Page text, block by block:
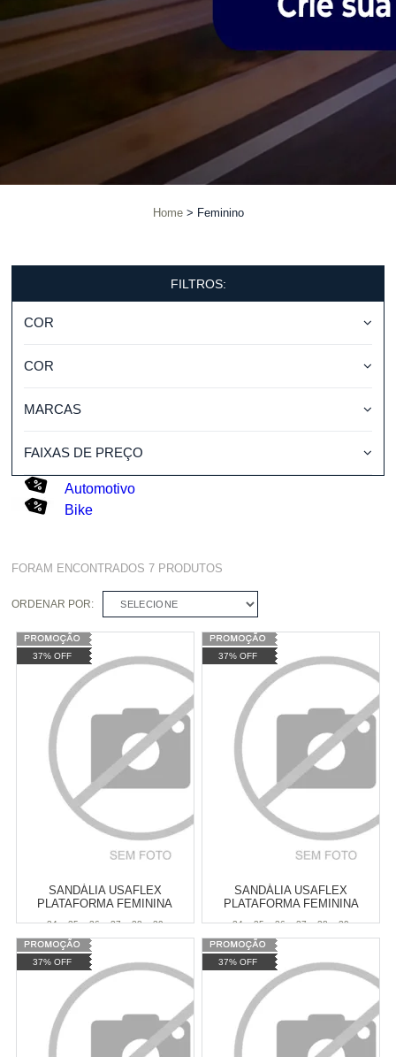
Home Feminino
FILTROS:
COR
COR
MARCAS
FAIXAS DE PREÇO
Automotivo
Bike
FORAM ENCONTRADOS7 PRODUTOS
ORDENAR POR: SELECIONE
37% OFF
SANDÁLIA USAFLEX
PLATAFORMA FEMININA
34 35 36 37 38 39
Varejo:
Atacado: R$ 2.550,90 (Apenas
Revendedor)
10
Cat:
COMPRAR
37% OFF
SANDÁLIA USAFLEX
PLATAFORMA FEMININA
34 35 36 37 38 39
Varejo:
Atacado: R$ 2.550,90 (Apenas
Revendedor)
10
Cat:
COMPRAR
37% OFF 37% OFF